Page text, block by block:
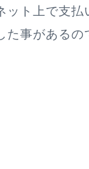
ット上で支払
た事があるの